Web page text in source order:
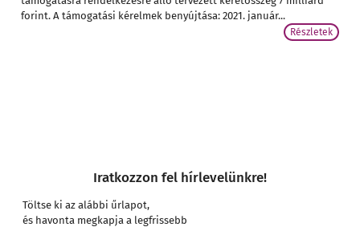
forint. A támogatási kérelmek benyújtása: 2021. január...
Részletek
Iratkozzon fel hírlevelünkre!
Töltse ki az alábbi űrlapot,
és havonta megkapja a legfrissebb